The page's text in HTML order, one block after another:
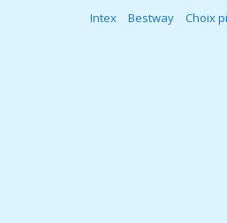
Intex Bestway Choix